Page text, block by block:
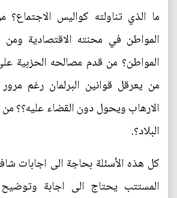
ما الذي تناولته كواليس
المواطن في محنته الاقتصادية
المواطن؟ من قدم مصالحه الحزبية
من يعرقل قوانين البرلمان رغم
الارهاب ويحول دون القضاء عليه؟؟
البلاد؟.
كل هذه الأسئلة بحاجة الى اجابات
المستتب يحتاج الى اجابة